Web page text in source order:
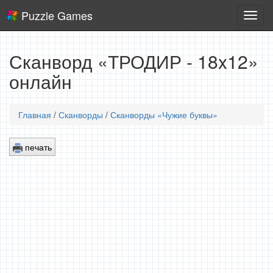
игры
Puzzle Games
Сканворд «ТРОДИР - 18x12»
онлайн
Главная / Сканворды / Сканворды «Чужие буквы»
печать